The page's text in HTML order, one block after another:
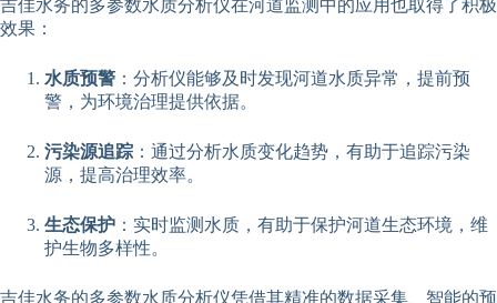
吉佳水务的多参数水质分析仪在河道监测中的应用也取得了积极
效果：
水质预警 ：分析仪能够及时发现河道水质异常，提前预
警，为环境治理提供依据。
污染源追踪 ：通过分析水质变化趋势，有助于追踪污染
源，提高治理效率。
生态保护 ：实时监测水质，有助于保护河道生态环境，维
护生物多样性。
吉佳水务的多参数水质分析仪凭借其精准的数据采集、智能的预